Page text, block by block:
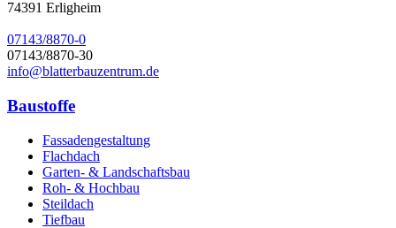
74391 Erligheim
07143/8870-0
07143/8870-30
info@blatterbauzentrum.de
Baustoffe
Fassadengestaltung
Flachdach
Garten- & Landschaftsbau
Roh- & Hochbau
Steildach
Tiefbau